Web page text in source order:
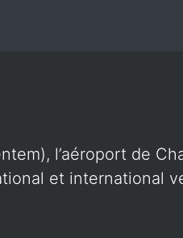
l’aéroport de
et international